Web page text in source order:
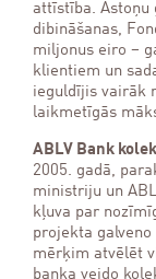
attīstība. Astoņu
dibināšanas,
miljonus eiro –
klientiem un
ieguldījis vairāk
laikmetīgās
ABLV Bank
2005. gadā,
ministriju un
kļuva par
projekta
mērķim atvēlēt
banka veido